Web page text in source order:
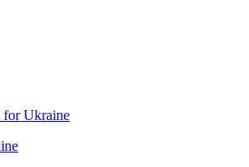
for Ukraine